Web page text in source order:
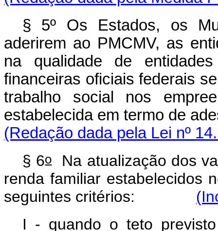
§ 5º Os Estados, os
aderirem ao PMCMV, as
na qualidade de
financeiras oficiais federais
trabalho social nos
estabelecida em termo de
(Redação dada pela Lei nº
§ 6oNa atualização dos
renda familiar estabelecidos
seguintes critérios:
I - quando o teto